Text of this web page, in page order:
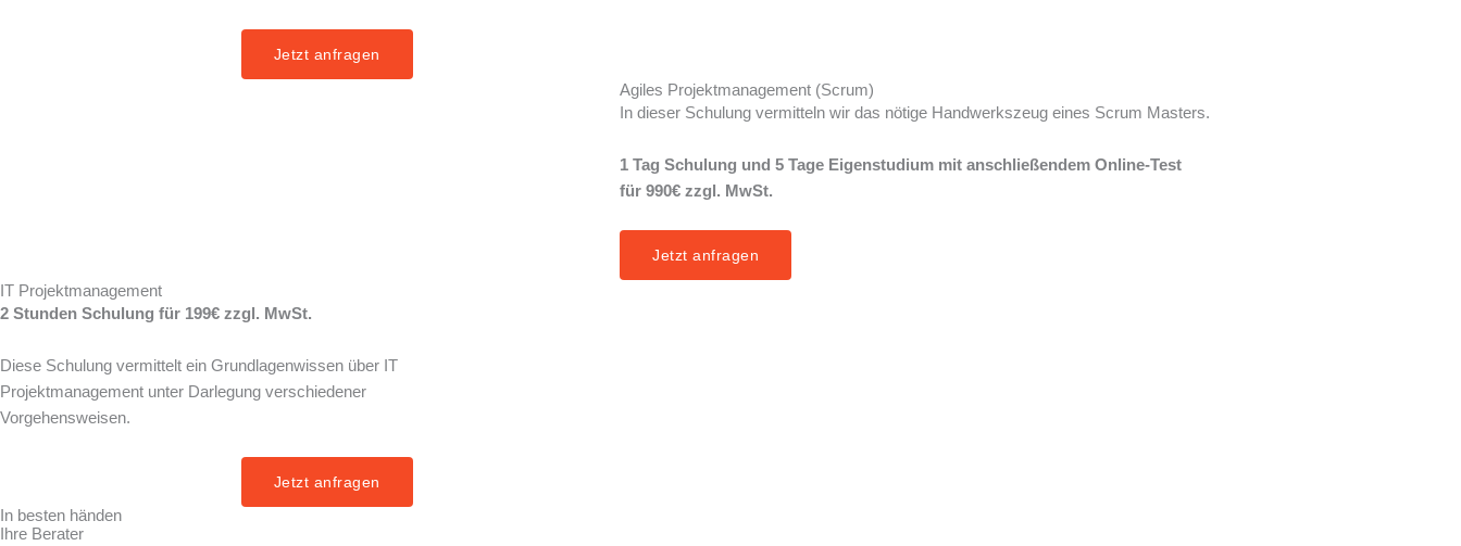
Jetzt anfragen
Agiles Projektmanagement (Scrum)
In dieser Schulung vermitteln wir das nötige Handwerkszeug eines Scrum Masters.
1 Tag Schulung und 5 Tage Eigenstudium mit anschließendem Online-Test
für 990€ zzgl. MwSt.
Jetzt anfragen
IT Projektmanagement
2 Stunden Schulung für 199€ zzgl. MwSt.
Diese Schulung vermittelt ein Grundlagenwissen über IT
Projektmanagement unter Darlegung verschiedener
Vorgehensweisen.
Jetzt anfragen
In besten händen
Ihre Berater